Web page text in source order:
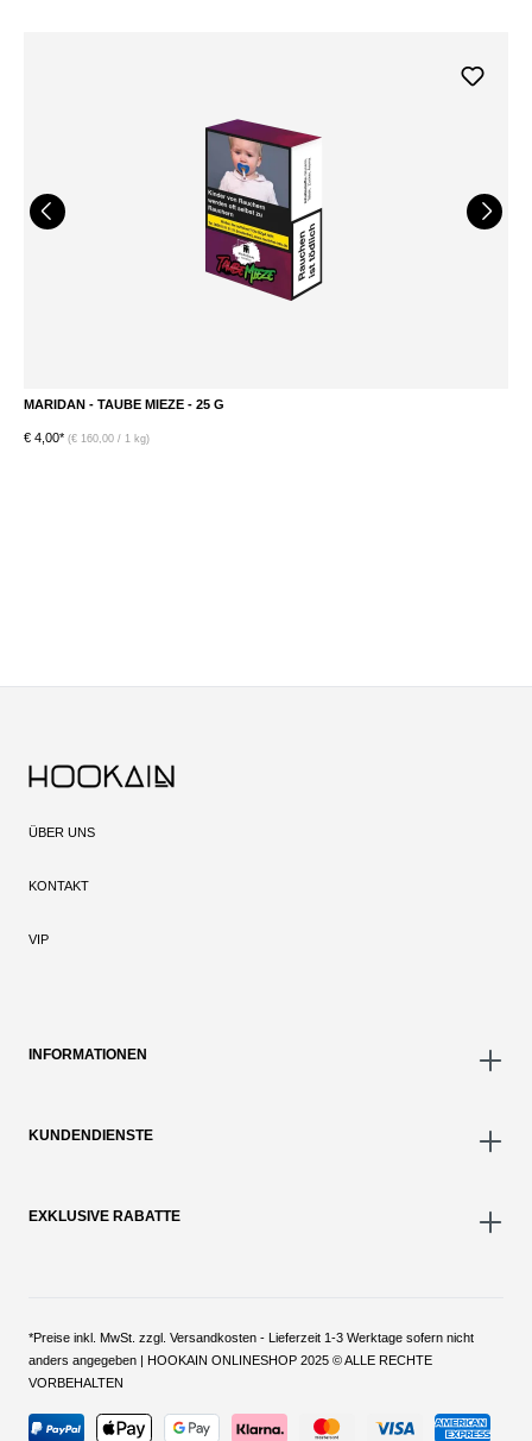
MARIDAN - TAUBE MIEZE - 25 G
€ 4,00* (€ 160,00 / 1 kg)
ÜBER UNS
KONTAKT
VIP
INFORMATIONEN
KUNDENDIENSTE
EXKLUSIVE RABATTE
*Preise inkl. MwSt. zzgl. Versandkosten - Lieferzeit 1-3 Werktage sofern nicht
anders angegeben | HOOKAIN ONLINESHOP 2025 © ALLE RECHTE
VORBEHALTEN